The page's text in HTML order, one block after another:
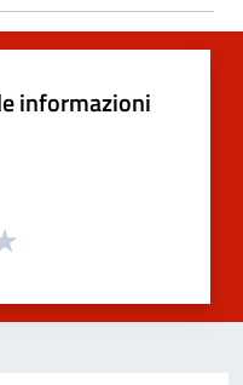
informazioni